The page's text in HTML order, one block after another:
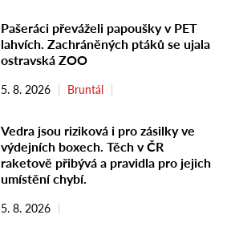
Pašeráci převáželi papoušky v PET
lahvích. Zachráněných ptáků se ujala
ostravská ZOO
5. 8. 2026 Bruntál
Vedra jsou riziková i pro zásilky ve
výdejních boxech. Těch v ČR
raketově přibývá a pravidla pro jejich
umístění chybí.
5. 8. 2026